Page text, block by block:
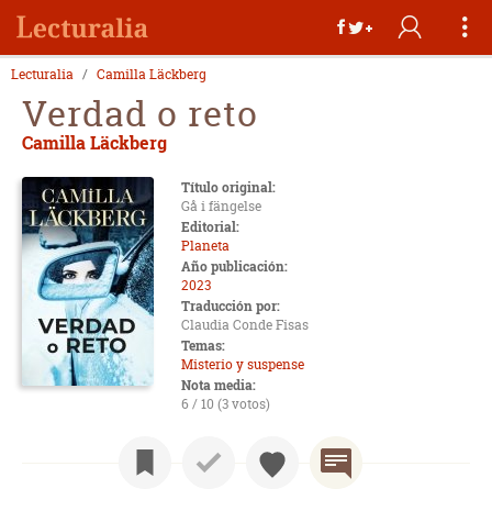
Lecturalia Camilla Läckberg
Verdad o reto
Camilla Läckberg
Título original:
Gå i fängelse
Editorial:
Planeta
Año publicación:
2023
Traducción por:
Claudia Conde Fisas
Temas:
Misterio y suspense
Nota media:
6 / 10 (3 votos)